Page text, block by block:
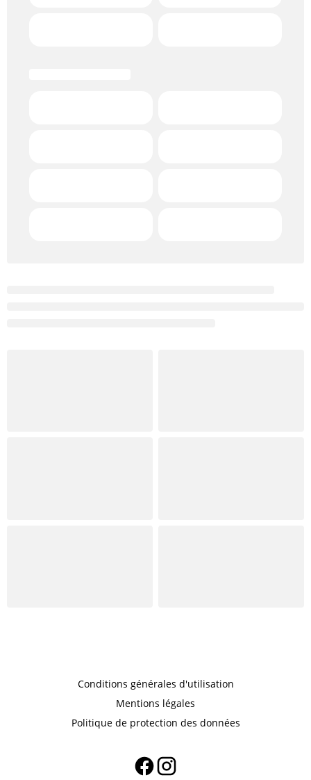
Conditions générales d'utilisation
Mentions légales
Politique de protection des données